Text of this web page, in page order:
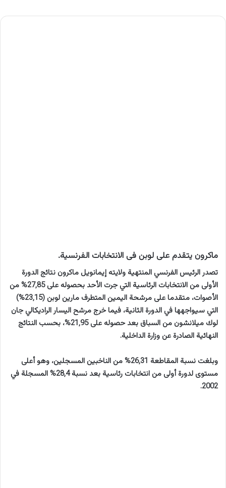
ماكرون يتقدم على لوبن فى الانتخابات الفرنسية.
تصدر الرئيس الفرنسي المنتهية ولايته إيمانويل ماكرون نتائج الدورة
الأولى من الانتخابات الرئاسية التي جرت الأحد بحصوله على 27,85% من
الأصوات، متقدما على مرشحة اليمين المتطرف مارين لوبن (23,15%)
التي سيواجهها في الدورة الثانية، فيما خرج مرشح اليسار الراديكالي جان
لوك ميلانشون من السباق بعد حصوله على 21,95%، بحسب النتائج
النهائية الصادرة عن وزارة الداخلية.
وبلغت نسبة المقاطعة 26,31% من الناخبين المسجلين، وهو أعلى
مستوى لدورة أولى من انتخابات رئاسية بعد نسبة 28,4% المسجلة في
2002.